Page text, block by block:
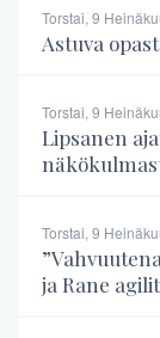
Torstai, 9
Astuva
Torstai, 9
Lipsanen
Torstai, 9
ja Rane